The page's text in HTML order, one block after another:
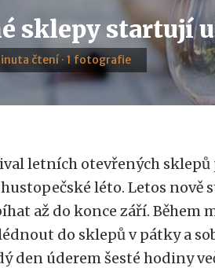
sklepy startují
čtení · 1 fotografie
letních otevřených
hustopečské léto. Letos
až do konce září. Během
do sklepů v pátky a
den úderem šesté hodiny